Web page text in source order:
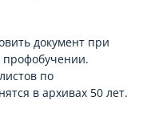
документ при
профобучении.
по
в архивах 50 лет.